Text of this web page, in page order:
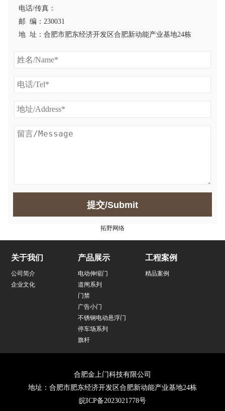
电话/传真：
邮 编：230031
地 址：合肥市肥东经济开发区合肥新动能产业基地24栋
提交/Submit
拓野网络
关于我们
公司简介
企业文化
产品展示
电动伸缩门
道闸系列
门禁
广告小门
不锈钢电动悬浮门
停车场系列
旗杆
工程案例
精品案例
合肥金上门科技有限公司
地址：合肥市肥东经济开发区合肥新动能产业基地24栋
皖ICP备2023021778号